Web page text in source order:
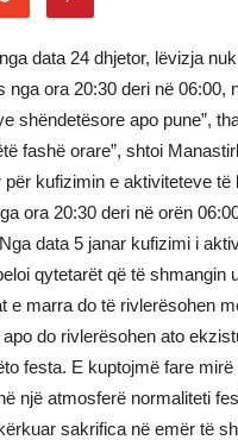
data 24 dhjetor, lëvizja
ora 20:30 deri në 06:00,
shëndetësore apo pune”,
fashë orare”, shtoi
kufizimin e aktiviteteve të
ora 20:30 deri në orën
data 5 janar kufizimi i
qytetarët që të shmangin
e marra do të rivlerësohen
do rivlerësohen ato
festa. E kuptojmë fare
një atmosferë normaliteti
sakrifica në emër të